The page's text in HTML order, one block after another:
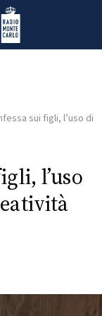
Radio Monte Carlo
sui figli, l’uso di
l’uso